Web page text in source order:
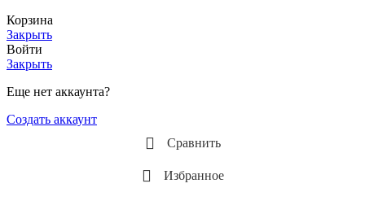
Корзина
Закрыть
Войти
Закрыть
Еще нет аккаунта?
Создать аккаунт
Сравнить
Избранное